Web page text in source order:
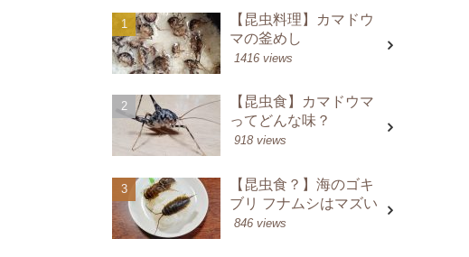
【昆虫料理】カマドウ
マの釜めし
1416 views
【昆虫食】カマドウマ
ってどんな味？
918 views
【昆虫食？】海のゴキ
ブリ フナムシはマズい
846 views